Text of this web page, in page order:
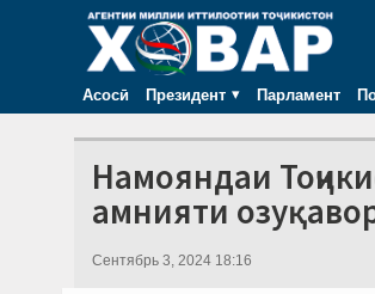
Асосӣ Президент Парламент
Намояндаи
амнияти
Сентябрь 3, 2024 18:16